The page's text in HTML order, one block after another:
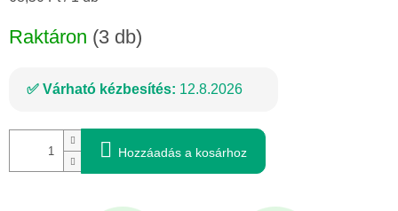
Raktáron (3 db)
Várható kézbesítés: 12.8.2026
Hozzáadás a kosárhoz